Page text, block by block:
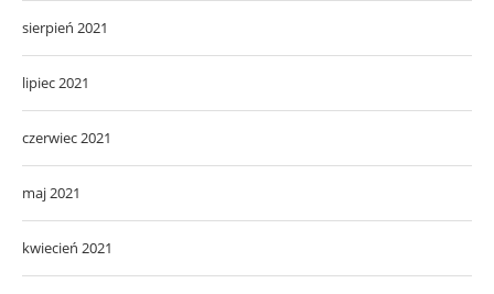
sierpień 2021
lipiec 2021
czerwiec 2021
maj 2021
kwiecień 2021